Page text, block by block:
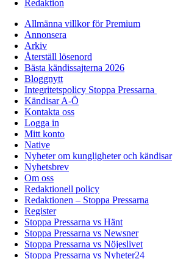
Redaktion
Allmänna villkor för Premium
Annonsera
Arkiv
Återställ lösenord
Bästa kändissajterna 2026
Bloggnytt
Integritetspolicy Stoppa Pressarna
Kändisar A-Ö
Kontakta oss
Logga in
Mitt konto
Native
Nyheter om kungligheter och kändisar
Nyhetsbrev
Om oss
Redaktionell policy
Redaktionen – Stoppa Pressarna
Register
Stoppa Pressarna vs Hänt
Stoppa Pressarna vs Newsner
Stoppa Pressarna vs Nöjeslivet
Stoppa Pressarna vs Nyheter24